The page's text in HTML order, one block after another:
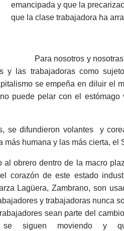
emancipada y que la
que la clase trabajadora ha
Para nosotros y
y las trabajadoras como
se empeña en diluir el
puede pelar con el
se difundieron volantes y
humana y las más cierta,
dentro de la macro
corazón de este estado
Lagüera, Zambrano, son
y trabajadoras nunca
sean parte del
siguen moviendo y